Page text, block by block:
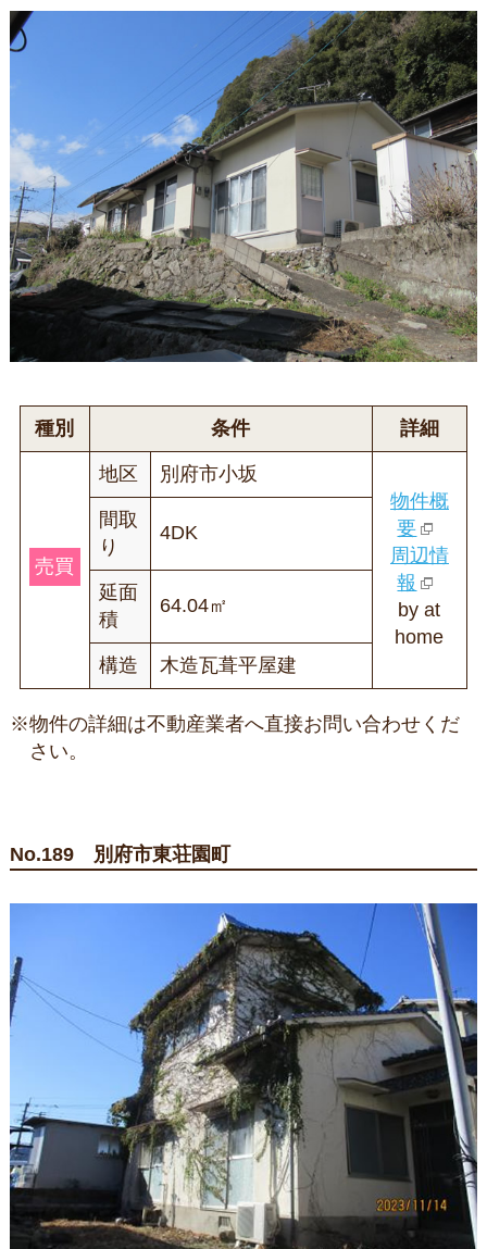
種別 条件 詳細
売買
地区
別府市小坂
物件概
要
周辺情
報
by at
home
間取
り
4DK
延面
積
64.04㎡
構造 木造瓦葺平屋建
※物件の詳細は不動産業者へ直接お問い合わせくだ
さい。
No.189 別府市東荘園町